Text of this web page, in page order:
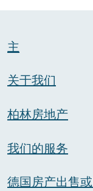
主
关于我们
柏林房地产
我们的服务
德国房产出售